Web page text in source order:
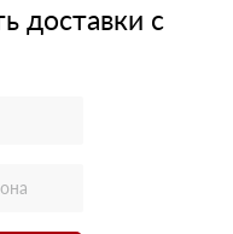
доставки с